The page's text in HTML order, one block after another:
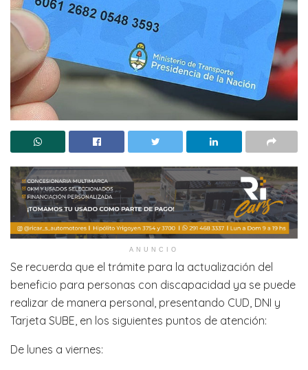
ANUNCIO
Se recuerda que el trámite para la actualización del
beneficio para personas con discapacidad ya se puede
realizar de manera personal, presentando CUD, DNI y
Tarjeta SUBE, en los siguientes puntos de atención:
De lunes a viernes: